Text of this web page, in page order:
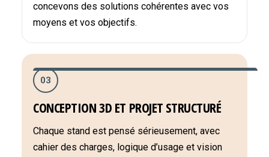
concevons des solutions cohérentes avec vos
moyens et vos objectifs.
03
CONCEPTION 3D ET PROJET STRUCTURÉ
Chaque stand est pensé sérieusement, avec
cahier des charges, logique d’usage et vision